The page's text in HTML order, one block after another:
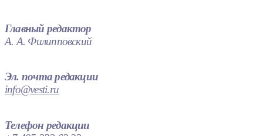
Главный редактор
А. А. Филипповский
Эл. почта редакции
info@vesti.ru
Телефон редакции